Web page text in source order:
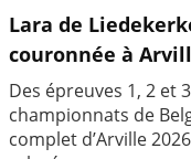
Lara de
couronnée à
Des épreuves 1, 2 et
championnats de
complet d’Arville